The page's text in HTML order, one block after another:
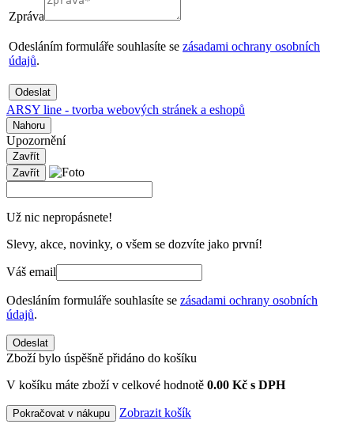
Zpráva
Odesláním formuláře souhlasíte se zásadami ochrany osobních
údajů.
Odeslat
ARSY line - tvorba webových stránek a eshopů
Nahoru
Upozornění
Zavřít
Zavřít
Už nic nepropásnete!
Slevy, akce, novinky, o všem se dozvíte jako první!
Váš email
Odesláním formuláře souhlasíte se zásadami ochrany osobních
údajů.
Odeslat
Zboží bylo úspěšně přidáno do košíku
V košíku máte zboží v celkové hodnotě 0.00 Kč s DPH
Pokračovat v nákupu Zobrazit košík